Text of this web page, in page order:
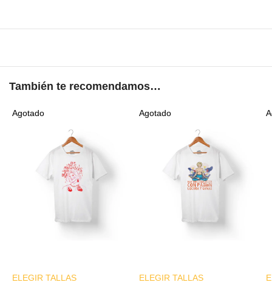
También te recomendamos…
Agotado
ELEGIR TALLAS
Agotado
ELEGIR TALLAS